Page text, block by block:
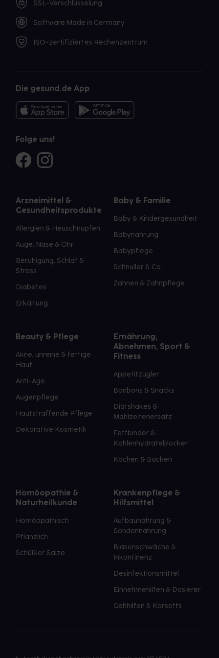
SSL-Verschlüsselung
Software Made in Germany
ISO-zertifiziertes Rechenzentrum
Die gesund.de App
Folge uns!
Arzneimittel &
Gesundheitsprodukte
Allergien & Heuschnupfen
Auge, Nase & Ohr
Beruhigung, Schlaf &
Stress
Diabetes
Erkältung
Baby & Familie
Baby & Kindergesundheit
Babynahrung
Babypflege
Schnuller & Co.
Zahnen & Zahnpflege
Beauty & Pflege
Akne, unreine & fettige
Haut
Anti-Age
Augenpflege
Hautstraffende Pflege
Dekorative Kosmetik
Ernährung,
Abnehmen, Sport &
Fitness
Appetitzügler
Bonbons & Snacks
Diätshakes &
Mahlzeitenersatz
Fettbinder &
Kohlenhydrateblocker
Kochen & Backen
Homöopathie &
Naturheilkunde
Homöopathisch
Pflanzlich
Schüßler Salze
Krankenpflege &
Hilfsmittel
Aufbaunahrung &
Sondennahrung
Blasenschwäche &
Inkontinenz
Desinfektionsmittel
Einnehmehilfen & Dosierer
Gehhilfen & Korsetts